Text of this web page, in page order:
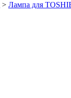
> Лампа для